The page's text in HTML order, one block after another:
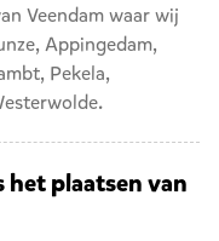
Veendam waar wij
, Appingedam,
, Pekela,
.
plaatsen van